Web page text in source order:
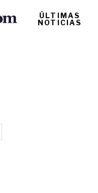
ÚLTIMAS
NOTICIAS